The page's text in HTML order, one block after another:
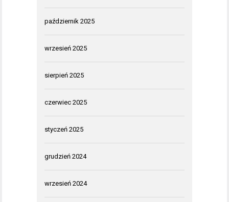
październik 2025
wrzesień 2025
sierpień 2025
czerwiec 2025
styczeń 2025
grudzień 2024
wrzesień 2024